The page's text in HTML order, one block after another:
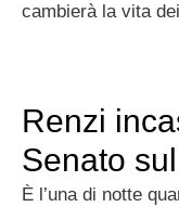
cambierà la vita
Renzi
Senato
È l’una di notte